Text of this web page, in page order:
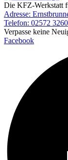
Die KFZ-Werkstatt
Adresse:
Telefon: 02572
Verpasse keine
Facebook